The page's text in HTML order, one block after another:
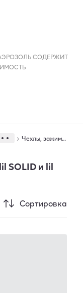
Чехлы, зажимы и футляры
SOLID и lil
Сортировка
СОДЕРЖИТ